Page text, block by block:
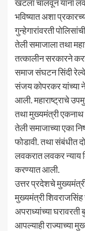
खटला चालवून यांना
भविष्यात अशा
गुन्हेगारांवरती
तेली समाजाला तथा
तत्कालीन सरकारने
समाज संघटन सिंदी
संजय कोपरकर यांच्या
आली. महाराष्ट्राचे
तथा मुख्यमंत्री
तेली समाजाच्या एका
फोडावी. तथा संबंधीत
लवकरात लवकर न्याय
करण्यात आली.
उत्तर प्रदेशचे
मुख्यमंत्री शिवराजसिंह
अपराध्यांच्या
आपल्याही राज्याच्या